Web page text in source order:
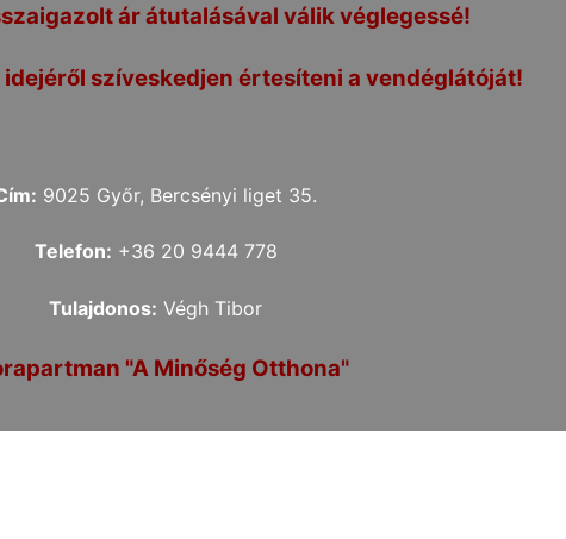
ár átutalásával válik véglegessé!
szíveskedjen értesíteni a vendéglátóját!
9025 Győr, Bercsényi liget 35.
Telefon: +36 20 9444 778
Tulajdonos: Végh Tibor
"A Minőség Otthona"